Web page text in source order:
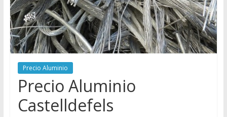
de
Chatarreros
para
vender
Chatarra
Precio Aluminio
Precio Aluminio
Castelldefels